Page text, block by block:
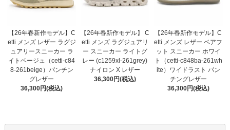
【26年春新作モデル】C
etti メンズ レザー ラグジ
ュアリースニーカー ラ
イトベージュ（cetti-c84
8-261beige）パンチン
グレザー
36,300円(税込)
【26年春新作モデル】 C
etti メンズ ラグジュアリ
ー スニーカー ライトグ
レー (c1259xl-261grey)
ナイロン X レザー
36,300円(税込)
【26年春新作モデル】C
etti メンズ レザー ベアフ
ット スニーカー ホワイ
ト（cetti-c848ba-261wh
ite）ワイドラスト パン
チングレザー
36,300円(税込)